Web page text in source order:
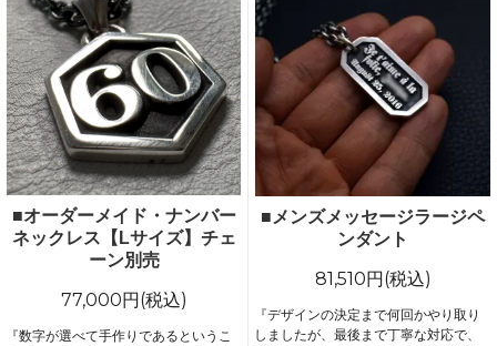
■オーダーメイド・ナンバー
ネックレス【Lサイズ】チェ
ーン別売
77,000円(税込)
『数字が選べて手作りであるというこ
■メンズメッセージラージペ
ンダント
81,510円(税込)
『デザインの決定まで何回かやり取り
しましたが、最後まで丁寧な対応で、